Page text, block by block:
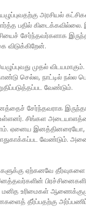
அரசியல்
பதில்
சேர்ந்தவர்களாக
விடுக்கிறேன்.
முதல்
செல்ல, நாட்டில் நல்ல
வேண்டும்.
சேர்ந்தவராக
சிங்கள
ஏனைய இனத்தினரையோ,
வேண்டும்.
ஏற்கனவே
மனித உரிமைகள்
தீர்ப்பதற்கு